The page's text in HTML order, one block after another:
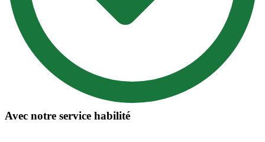
Avec notre service habilité